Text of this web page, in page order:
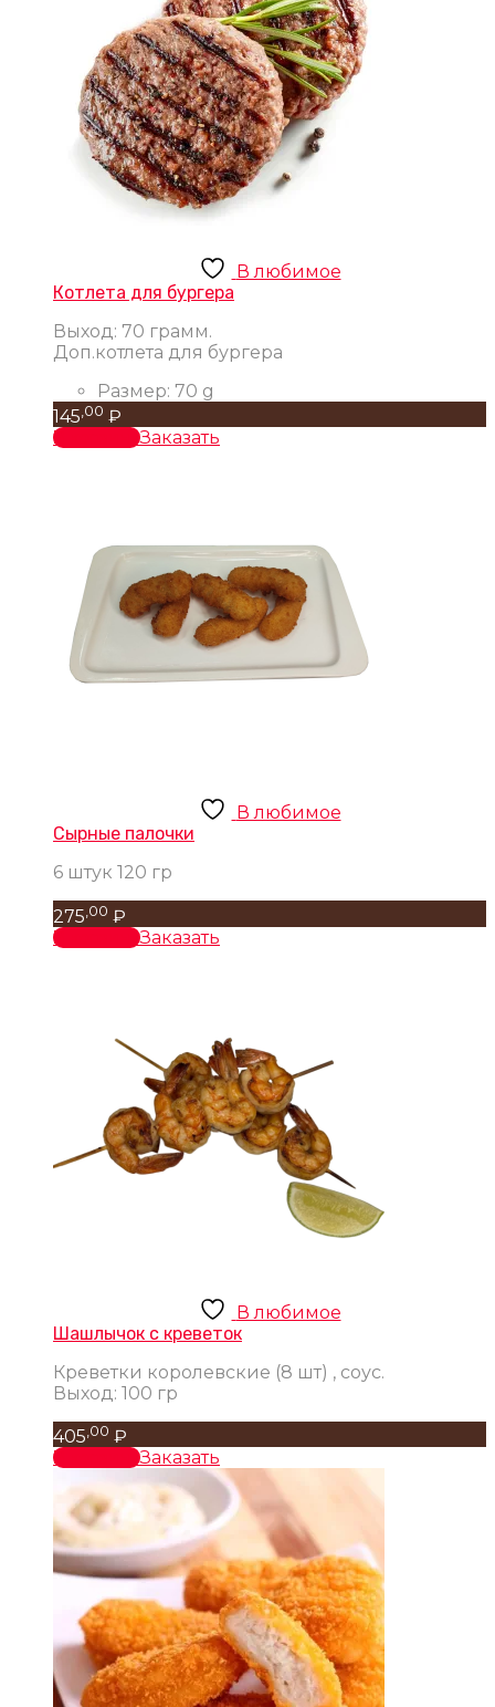
В любимое
Котлета для бургера
Выход: 70 грамм.
Доп.котлета для бургера
Размер: 70 g
145 ,00 ₽
В корзинуЗаказать
В любимое
Сырные палочки
6 штук 120 гр
275 ,00 ₽
В корзинуЗаказать
В любимое
Шашлычок с креветок
Креветки королевские (8 шт) , соус.
Выход: 100 гр
405 ,00 ₽
В корзинуЗаказать